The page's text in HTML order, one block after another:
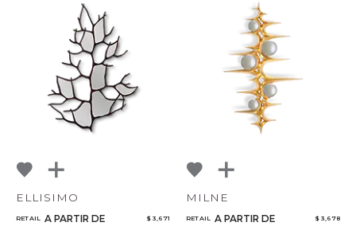
ELLISIMO
RETAIL A PARTIR DE $ 3,671
MILNE
RETAIL A PARTIR DE $ 3,678